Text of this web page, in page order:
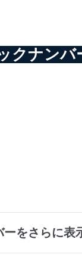
クナンバ
をさらに表